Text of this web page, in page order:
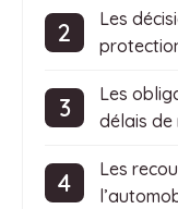
Les
Les
délais
Les